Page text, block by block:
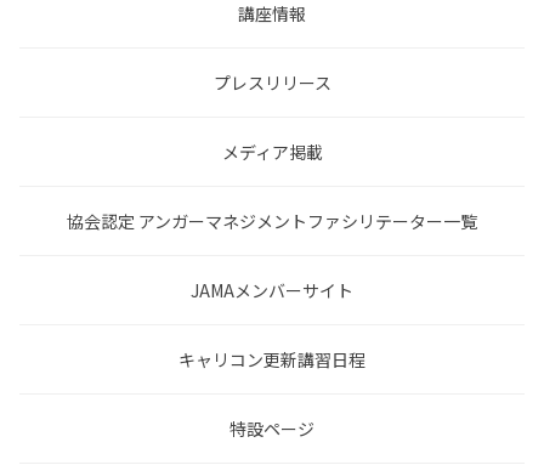
講座情報
プレスリリース
メディア掲載
協会認定 アンガーマネジメントファシリテーター一覧
JAMAメンバーサイト
キャリコン更新講習日程
特設ページ